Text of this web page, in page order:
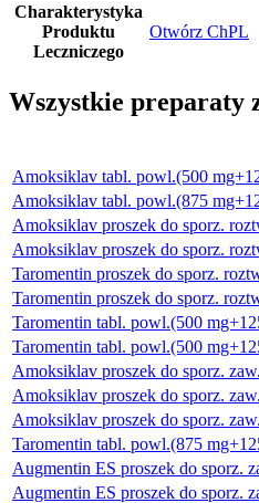
Charakterystyka
Produktu
Leczniczego
Otwórz ChPL
Wszystkie preparaty
Amoksiklav tabl. powl.(500
Amoksiklav tabl. powl.(875
Amoksiklav proszek do sporz.
Amoksiklav proszek do sporz.
Taromentin proszek do sporz.
Taromentin proszek do sporz.
Taromentin tabl. powl.(500
Taromentin tabl. powl.(500
Amoksiklav proszek do sporz.
Amoksiklav proszek do sporz.
Amoksiklav proszek do sporz.
Taromentin tabl. powl.(875
Augmentin ES proszek do sporz.
Augmentin ES proszek do sporz.